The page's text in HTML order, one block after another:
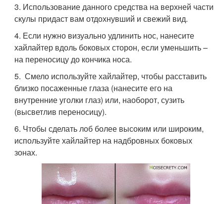
3. Использование данного средства на верхней части
скулы придаст вам отдохнувший и свежий вид.
4. Если нужно визуально удлинить нос, нанесите
хайлайтер вдоль боковых сторон, если уменьшить –
на переносицу до кончика носа.
5. Смело используйте хайлайтер, чтобы расставить
близко посаженные глаза (нанесите его на
внутренние уголки глаз) или, наоборот, сузить
(высветлив переносицу).
6. Чтобы сделать лоб более высоким или широким,
используйте хайлайтер на надбровных боковых
зонах.